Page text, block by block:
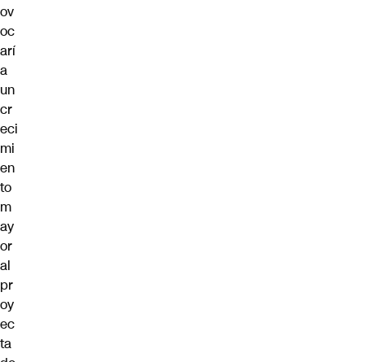
ov
oc
arí
a
un
cr
eci
mi
en
to
m
ay
or
al
pr
oy
ec
ta